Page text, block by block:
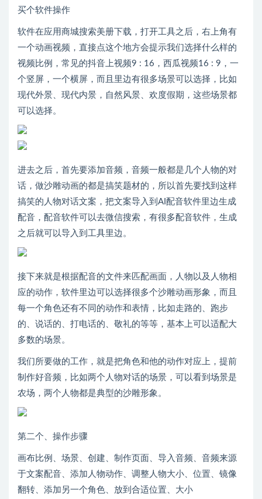
买个软件操作
软件在应用商城搜索美册下载，打开工具之后，右上角有
一个动画视频，直接点这个地方会提示我们选择什么样的
视频比例，常见的抖音上视频9 : 16，西瓜视频16 : 9，一
个竖屏，一个横屏，而且里边有很多场景可以选择，比如
现代外景、现代内景，自然风景、欢度假期，这些场景都
可以选择。
进去之后，首先要添加音频，音频一般都是几个人物的对
话，做沙雕动画的都是搞笑题材的，所以首先要找到这样
搞笑的人物对话文案，把文案导入到AI配音软件里边生成
配音，配音软件可以去微信搜索，有很多配音软件，生成
之后就可以导入到工具里边。
接下来就是根据配音的文件来匹配画面，人物以及人物相
应的动作，软件里边可以选择很多个沙雕动画形象，而且
每一个角色还有不同的动作和表情，比如走路的、跑步
的、说话的、打电话的、敬礼的等等，基本上可以适配大
多数的场景。
我们所要做的工作，就是把角色和他的动作对应上，提前
制作好音频，比如两个人物对话的场景，可以看到场景是
农场，两个人物都是典型的沙雕形象。
第二个、操作步骤
画布比例、场景、创建、制作页面、导入音频、音频来源
于文案配音、添加人物动作、调整人物大小、位置、镜像
翻转、添加另一个角色、放到合适位置、大小